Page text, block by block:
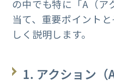
の中でも特に「A（ア
当て、重要ポイント
しく説明します。
1. アクション（